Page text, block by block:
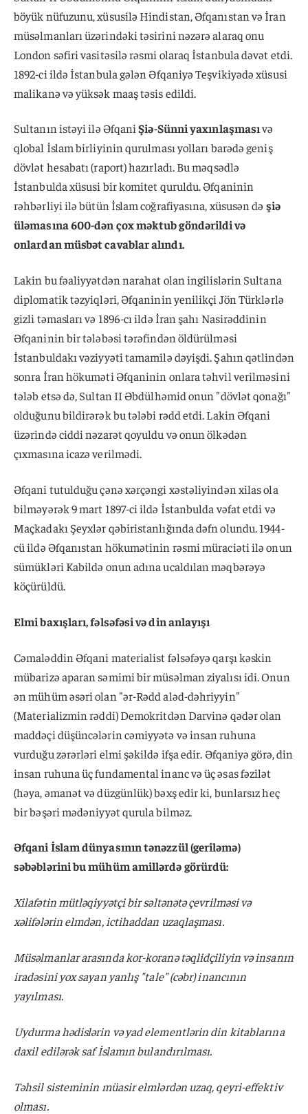
böyük nüfuzunu, xüsusilə Hindistan, Əfqanıstan və İran
müsəlmanları üzərindəki təsirini nəzərə alaraq onu
London səfiri vasitəsilə rəsmi olaraq İstanbula dəvət etdi.
1892-ci ildə İstanbula gələn Əfqaniyə Teşvikiyədə xüsusi
malikanə və yüksək maaş təsis edildi.
Sultanın istəyi ilə ƏfqaniŞiə-Sünni yaxınlaşmasıvə
qlobal İslam birliyinin qurulması yolları barədə geniş
dövlət hesabatı (raport) hazırladı. Bu məqsədlə
İstanbulda xüsusi bir komitet quruldu. Əfqaninin
rəhbərliyi ilə bütün İslam coğrafiyasına, xüsusən də şiə
üləmasına 600-dən çox məktub göndərildi və
onlardan müsbət cavablar alındı.
Lakin bu fəaliyyətdən narahat olan ingilislərin Sultana
diplomatik təzyiqləri, Əfqaninin yenilikçi Jön Türklərlə
gizli təmasları və 1896-cı ildə İran şahı Nasirəddinin
Əfqaninin bir tələbəsi tərəfindən öldürülməsi
İstanbuldakı vəziyyəti tamamilə dəyişdi. Şahın qətlindən
sonra İran hökuməti Əfqaninin onlara təhvil verilməsini
tələb etsə də, Sultan II Əbdülhəmid onun "dövlət qonağı"
olduğunu bildirərək bu tələbi rədd etdi. Lakin Əfqani
üzərində ciddi nəzarət qoyuldu və onun ölkədən
çıxmasına icazə verilmədi.
Əfqani tutulduğu çənə xərçəngi xəstəliyindən xilas ola
bilməyərək 9 mart 1897-ci ildə İstanbulda vəfat etdi və
Maçkadakı Şeyxlər qəbiristanlığında dəfn olundu. 1944-
cü ildə Əfqanıstan hökumətinin rəsmi müraciəti ilə onun
sümükləri Kabildə onun adına ucaldılan məqbərəyə
köçürüldü.
Elmi baxışları, fəlsəfəsi və din anlayışı
Cəmaləddin Əfqani materialist fəlsəfəyə qarşı kəskin
mübarizə aparan səmimi bir müsəlman ziyalısı idi. Onun
ən mühüm əsəri olan "ər-Rədd aləd-dəhriyyin"
(Materializmin rəddi) Demokritdən Darvinə qədər olan
maddəçi düşüncələrin cəmiyyətə və insan ruhuna
vurduğu zərərləri elmi şəkildə ifşa edir. Əfqaniyə görə, din
insan ruhuna üç fundamental inanc və üç əsas fəzilət
(həya, əmanət və düzgünlük) bəxş edir ki, bunlarsız heç
bir bəşəri mədəniyyət qurula bilməz.
Əfqani İslam dünyasının tənəzzül (geriləmə)
səbəblərini bu mühüm amillərdə görürdü:
Xilafətin mütləqiyyətçi bir səltənətə çevrilməsi və
xəlifələrin elmdən, ictihaddan uzaqlaşması.
Müsəlmanlar arasında kor-koranə təqlidçiliyin və insanın
iradəsini yox sayan yanlış "tale" (cəbr) inancının
yayılması.
Uydurma hədislərin və yad elementlərin din kitablarına
daxil edilərək saf İslamın bulandırılması.
Təhsil sisteminin müasir elmlərdən uzaq, qeyri-effektiv
olması.